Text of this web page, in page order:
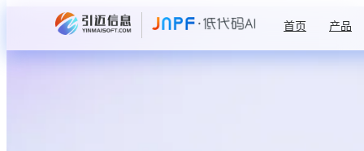
首页 产品